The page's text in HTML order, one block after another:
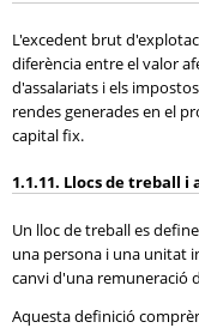
L'excedent brut
diferència entre el valor
d'assalariats i els
rendes generades en el
capital fix.
1.1.11. Llocs de treball
Un lloc de treball es
una persona i una unitat
canvi d'una remuneració
Aquesta definició